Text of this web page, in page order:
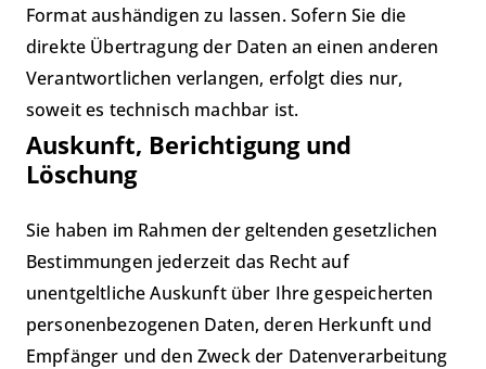
Format aushändigen zu lassen. Sofern Sie die
direkte Übertragung der Daten an einen anderen
Verantwortlichen verlangen, erfolgt dies nur,
soweit es technisch machbar ist.
Auskunft, Berichtigung und
Löschung
Sie haben im Rahmen der geltenden gesetzlichen
Bestimmungen jederzeit das Recht auf
unentgeltliche Auskunft über Ihre gespeicherten
personenbezogenen Daten, deren Herkunft und
Empfänger und den Zweck der Datenverarbeitung